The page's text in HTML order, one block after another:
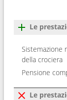
Le
Sistemazione
della crociera
Pensione
Le